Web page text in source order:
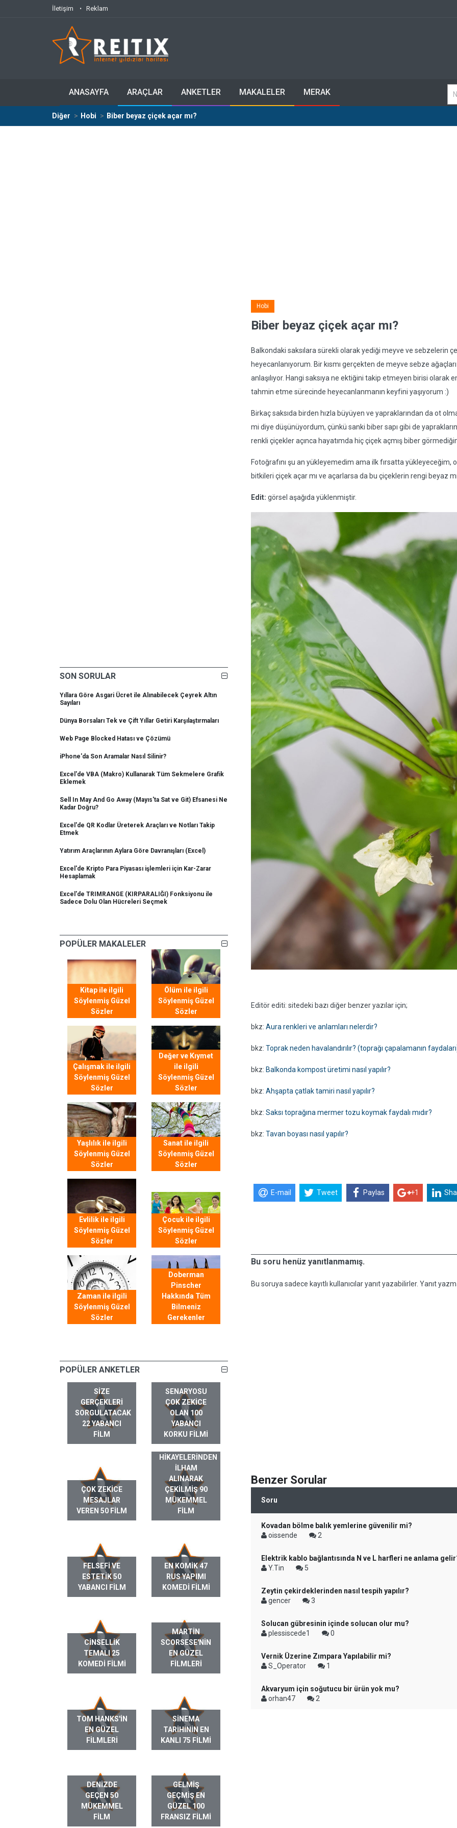
İletişim Reklam
ANASAYFA ARAÇLAR ANKETLER MAKALELER MERAK
Diğer Hobi Biber beyaz çiçek açar mı?
SON SORULAR
Yıllara Göre Asgari Ücret ile Alınabilecek Çeyrek Altın
Sayıları
Dünya Borsaları Tek ve Çift Yıllar Getiri Karşılaştırmaları
Web Page Blocked Hatası ve Çözümü
iPhone'da Son Aramalar Nasıl Silinir?
Excel'de VBA (Makro) Kullanarak Tüm Sekmelere Grafik
Eklemek
Sell In May And Go Away (Mayıs'ta Sat ve Git) Efsanesi Ne
Kadar Doğru?
Excel'de QR Kodlar Üreterek Araçları ve Notları Takip
Etmek
Yatırım Araçlarının Aylara Göre Davranışları (Excel)
Excel'de Kripto Para Piyasası işlemleri için Kar-Zarar
Hesaplamak
Excel'de TRIMRANGE (KIRPARALIĞI) Fonksiyonu ile
Sadece Dolu Olan Hücreleri Seçmek
POPÜLER MAKALELER
Kitap ile ilgili
Söylenmiş Güzel
Sözler
Ölüm ile ilgili
Söylenmiş Güzel
Sözler
Çalışmak ile ilgili
Söylenmiş Güzel
Sözler
Değer ve Kıymet
ile ilgili
Söylenmiş Güzel
Sözler
Yaşlılık ile ilgili
Söylenmiş Güzel
Sözler
Sanat ile ilgili
Söylenmiş Güzel
Sözler
Evlilik ile ilgili
Söylenmiş Güzel
Sözler
Çocuk ile ilgili
Söylenmiş Güzel
Sözler
Zaman ile ilgili
Söylenmiş Güzel
Sözler
Doberman
Pinscher
Hakkında Tüm
Bilmeniz
Gerekenler
POPÜLER ANKETLER
SIZE
GERÇEKLERI
SORGULATACAK
22 YABANCI
FILM
SENARYOSU
ÇOK ZEKICE
OLAN 100
YABANCI
KORKU FILMI
ÇOK ZEKICE
MESAJLAR
VEREN 50 FILM
GERÇEK HAYAT
HIKAYELERINDEN
ILHAM
ALINARAK
ÇEKILMIŞ 90
MÜKEMMEL
FILM
FELSEFI VE
ESTETIK 50
YABANCI FILM
EN KOMIK 47
RUS YAPIMI
KOMEDI FILMI
CINSELLIK
TEMALI 25
KOMEDI FILMI
MARTIN
SCORSESE'NIN
EN GÜZEL
FILMLERI
TOM HANKS'IN
EN GÜZEL
FILMLERI
SINEMA
TARIHININ EN
KANLI 75 FILMI
DENIZDE
GEÇEN 50
MÜKEMMEL
FILM
GELMIŞ
GEÇMIŞ EN
GÜZEL 100
FRANSIZ FILMI
Hobi
Biber beyaz çiçek açar mı?
Balkondaki saksılara sürekli olarak yediği meyve ve sebzelerin
heyecanlanıyorum. Bir kısmı gerçekten de meyve sebze
anlaşılıyor. Hangi saksıya ne ektiğini takip etmeyen birisi olarak
tahmin etme sürecinde heyecanlanmanın keyfini yaşıyorum :)
Birkaç saksıda birden hızla büyüyen ve yapraklarından da ot
mi diye düşünüyordum, çünkü sanki biber sapı gibi de
renkli çiçekler açınca hayatımda hiç çiçek açmış biber
Fotoğrafını şu an yükleyemedim ama ilk fırsatta
bitkileri çiçek açar mı ve açarlarsa da bu çiçeklerin rengi beyaz
Edit: görsel aşağıda yüklenmiştir.
Editör editi: sitedeki bazı diğer benzer yazılar için;
bkz: Aura renkleri ve anlamları nelerdir?
bkz: Toprak neden havalandırılır? (toprağı çapalamanın
bkz: Balkonda kompost üretimi nasıl yapılır?
bkz: Ahşapta çatlak tamiri nasıl yapılır?
bkz: Saksı toprağına mermer tozu koymak faydalı mıdır?
bkz: Tavan boyası nasıl yapılır?
E-mail Tweet Paylas +1
Bu soru henüz yanıtlanmamış.
Bu soruya sadece kayıtlı kullanıcılar yanıt yazabilirler. Yanıt
Benzer Sorular
Soru
Kovadan bölme balık yemlerine güvenilir mi?
oissende
2
Elektrik kablo bağlantısında N ve L harfleri ne anlama
Y.Tin
5
Zeytin çekirdeklerinden nasıl tespih yapılır?
gencer
3
Solucan gübresinin içinde solucan olur mu?
plessiscede1
0
Vernik Üzerine Zımpara Yapılabilir mi?
S_Operator
1
Akvaryum için soğutucu bir ürün yok mu?
orhan47
2